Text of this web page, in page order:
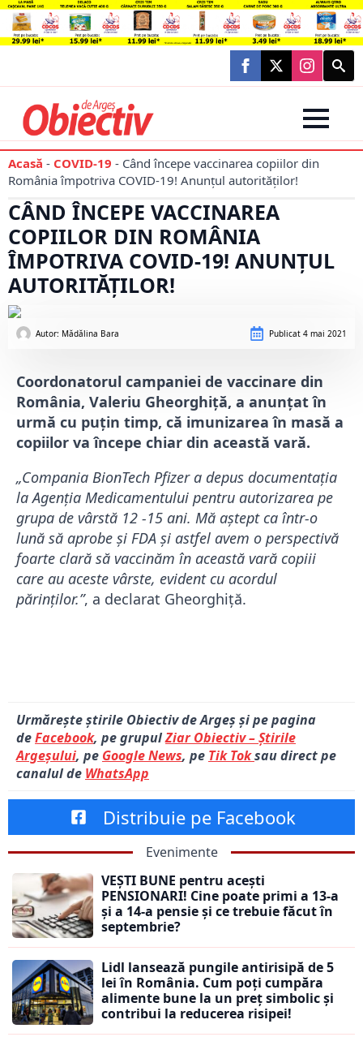
Search
for:
Acasă - COVID-19 - Când începe vaccinarea copiilor din
România împotriva COVID-19! Anunțul autorităților!
CÂND ÎNCEPE VACCINAREA
COPIILOR DIN ROMÂNIA
ÎMPOTRIVA COVID-19! ANUNȚUL
AUTORITĂȚILOR!
Autor: Mădălina Bara Publicat 4 mai 2021
Coordonatorul campaniei de vaccinare din
România, Valeriu Gheorghiță, a anunțat în
urmă cu puțin timp, că imunizarea în masă a
copiilor va începe chiar din această vară.
„Compania BionTech Pfizer a depus documentația
la Agenția Medicamentului pentru autorizarea pe
grupa de vârstă 12 -15 ani. Mă aștept ca într-o
lună să aprobe și FDA și astfel avem o perspectivă
foarte clară să vaccinăm în această vară copiii
care au aceste vârste, evident cu acordul
părinților.”, a declarat Gheorghiță.
Urmărește știrile Obiectiv de Argeș și pe pagina
deFacebook, pe grupulZiar Obiectiv – Știrile
Argeșului, pe Google News, pe Tik Toksau direct pe
canalul de WhatsApp
Distribuie pe Facebook
Evenimente
VEȘTI BUNE pentru acești
PENSIONARI! Cine poate primi a 13-a
și a 14-a pensie și ce trebuie făcut în
septembrie?
Lidl lansează pungile antirisipă de 5
lei în România. Cum poți cumpăra
alimente bune la un preț simbolic și
contribui la reducerea risipei!